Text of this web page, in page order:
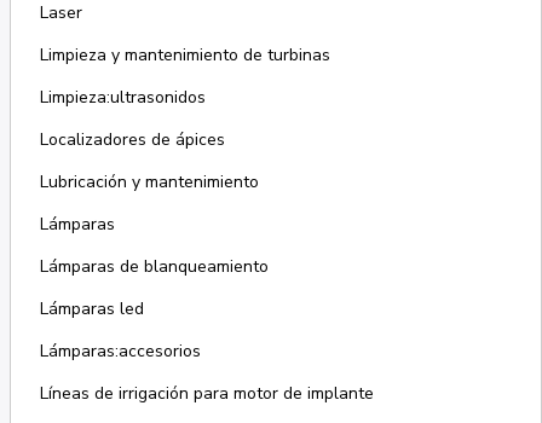
Laser
Limpieza y mantenimiento de turbinas
Limpieza:ultrasonidos
Localizadores de ápices
Lubricación y mantenimiento
Lámparas
Lámparas de blanqueamiento
Lámparas led
Lámparas:accesorios
Líneas de irrigación para motor de implante